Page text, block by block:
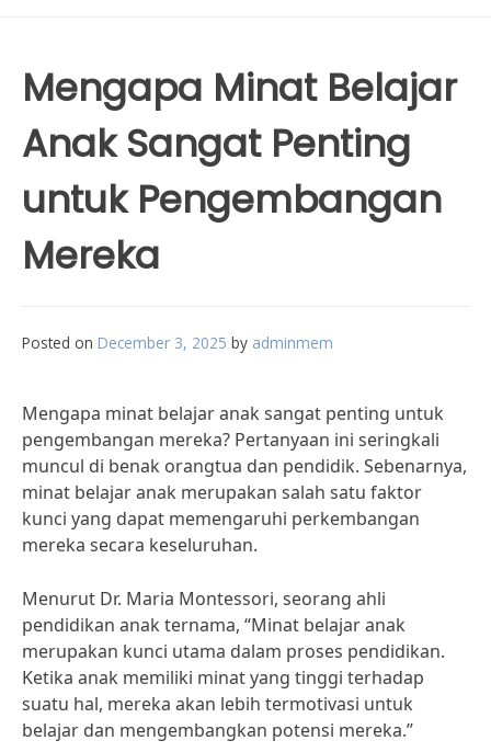
Mengapa Minat Belajar
Anak Sangat Penting
untuk Pengembangan
Mereka
Posted on December 3, 2025 by adminmem
Mengapa minat belajar anak sangat penting untuk
pengembangan mereka? Pertanyaan ini seringkali
muncul di benak orangtua dan pendidik. Sebenarnya,
minat belajar anak merupakan salah satu faktor
kunci yang dapat memengaruhi perkembangan
mereka secara keseluruhan.
Menurut Dr. Maria Montessori, seorang ahli
pendidikan anak ternama, “Minat belajar anak
merupakan kunci utama dalam proses pendidikan.
Ketika anak memiliki minat yang tinggi terhadap
suatu hal, mereka akan lebih termotivasi untuk
belajar dan mengembangkan potensi mereka.”